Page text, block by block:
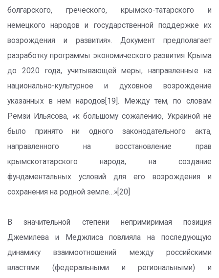
болгарского, греческого, крымско-татарского и
немецкого народов и государственной поддержке их
возрождения и развития». Документ предполагает
разработку программы экономического развития Крыма
до 2020 года, учитывающей меры, направленные на
национально-культурное и духовное возрождение
указанных в нем народов[19]. Между тем, по словам
Ремзи Ильясова, «к большому сожалению, Украиной не
было принято ни одного законодательного акта,
направленного на восстановление прав
крымскотатарского народа, на создание
фундаментальных условий для его возрождения и
сохранения на родной земле…»[20]
В значительной степени непримиримая позиция
Джемилева и Меджлиса повлияла на последующую
динамику взаимоотношений между российскими
властями (федеральными и региональными) и